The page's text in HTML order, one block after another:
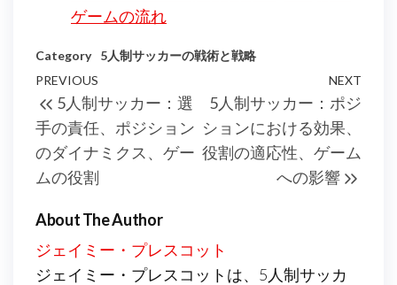
ゲームの流れ
Category 5人制サッカーの戦術と戦略
Post
navigation
Previous
Post
PREVIOUS
5人制サッカー：選
手の責任、ポジション
のダイナミクス、ゲー
ムの役割
NEXT
5人制サッカー：ポジ
ションにおける効果、
役割の適応性、ゲーム
への影響
About The Author
ジェイミー・プレスコット
ジェイミー・プレスコットは、5人制サッカ